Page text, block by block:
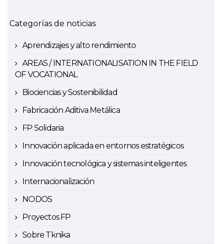
Categorías de noticias
Aprendizajes y alto rendimiento
AREAS / INTERNATIONALISATION IN THE FIELD
OF VOCATIONAL
Biociencias y Sostenibilidad
Fabricación Aditiva Metálica
FP Solidaria
Innovación aplicada en entornos estratégicos
Innovación tecnológica y sistemas inteligentes
Internacionalización
NODOS
Proyectos FP
Sobre Tknika